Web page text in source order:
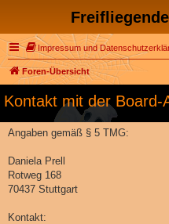
Impressum und
Foren-Übersicht
Kontakt mit der Board-
Angaben gemäß § 5 TMG:
Daniela Prell
Rotweg 168
70437 Stuttgart
Kontakt: